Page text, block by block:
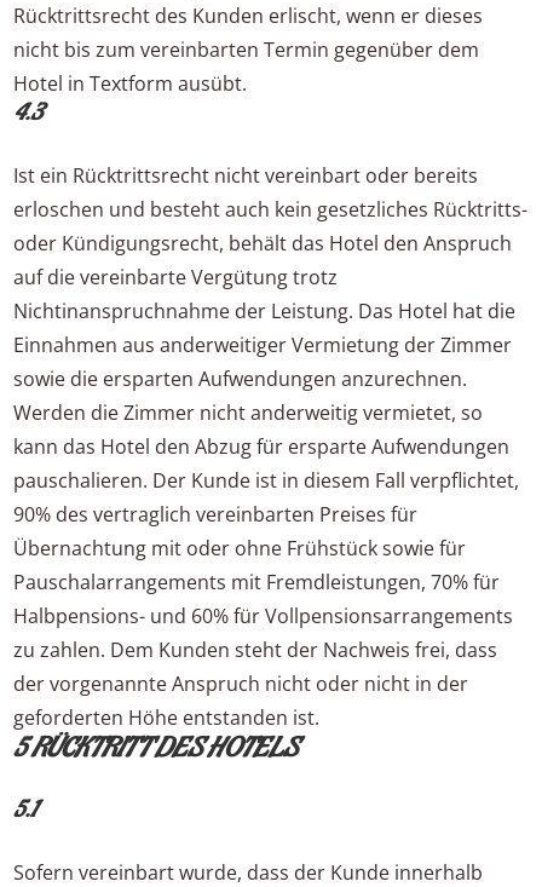
Rücktrittsrecht des Kunden erlischt, wenn er dieses
nicht bis zum vereinbarten Termin gegenüber dem
Hotel in Textform ausübt.
4.3
Ist ein Rücktrittsrecht nicht vereinbart oder bereits
erloschen und besteht auch kein gesetzliches Rücktritts-
oder Kündigungsrecht, behält das Hotel den Anspruch
auf die vereinbarte Vergütung trotz
Nichtinanspruchnahme der Leistung. Das Hotel hat die
Einnahmen aus anderweitiger Vermietung der Zimmer
sowie die ersparten Aufwendungen anzurechnen.
Werden die Zimmer nicht anderweitig vermietet, so
kann das Hotel den Abzug für ersparte Aufwendungen
pauschalieren. Der Kunde ist in diesem Fall verpflichtet,
90% des vertraglich vereinbarten Preises für
Übernachtung mit oder ohne Frühstück sowie für
Pauschalarrangements mit Fremdleistungen, 70% für
Halbpensions- und 60% für Vollpensionsarrangements
zu zahlen. Dem Kunden steht der Nachweis frei, dass
der vorgenannte Anspruch nicht oder nicht in der
geforderten Höhe entstanden ist.
5 RÜCKTRITT DES HOTELS
5.1
Sofern vereinbart wurde, dass der Kunde innerhalb